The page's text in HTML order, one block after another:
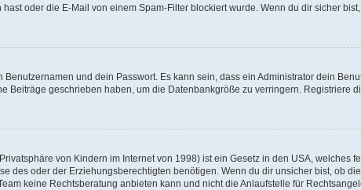
oder die E-Mail von einem Spam-Filter blockiert wurde. Wenn du dir sicher
und dein Passwort. Es kann sein, dass ein Administrator dein
geschrieben haben, um die Datenbankgröße zu verringern. Registriere
von Kindern im Internet von 1998) ist ein Gesetz in den USA, welches
oder der Erziehungsberechtigten benötigen. Wenn du dir unsicher bist, ob
keine Rechtsberatung anbieten kann und nicht die Anlaufstelle für